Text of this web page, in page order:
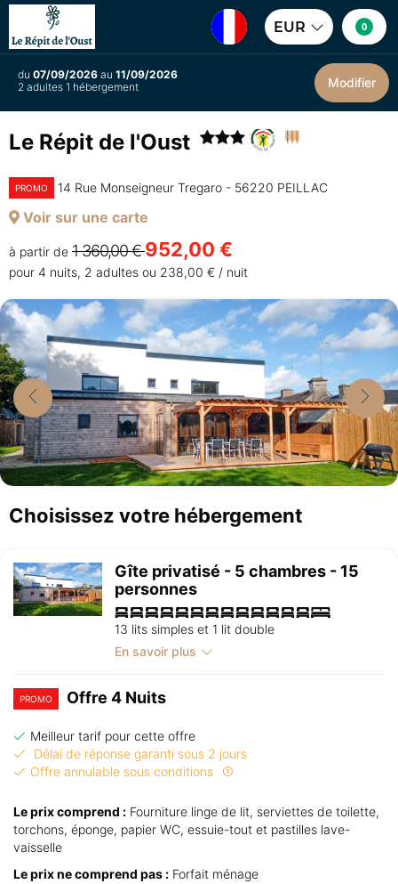
EUR 0
du 07/09/2026 au 11/09/2026
2 adultes 1 hébergement
Modifier
Le Répit de l'Oust
PROMO 14 Rue Monseigneur Tregaro - 56220 PEILLAC
Voir sur une carte
à partir de 1 360,00 €952,00 €
pour 4 nuits, 2 adultes ou 238,00 € / nuit
Choisissez votre hébergement
Gîte privatisé - 5 chambres - 15
personnes
13 lits simples et 1 lit double
En savoir plus
PROMO Offre 4 Nuits
Meilleur tarif pour cette offre
Délai de réponse garanti sous 2 jours
Offre annulable sous conditions
Le prix comprend : Fourniture linge de lit, serviettes de toilette,
torchons, éponge, papier WC, essuie-tout et pastilles lave-
vaisselle
Le prix ne comprend pas : Forfait ménage